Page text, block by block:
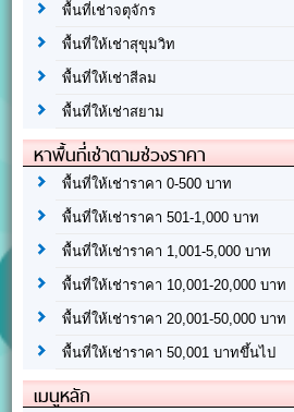
พื้นที่เช่าจตุจักร
พื้นที่ให้เช่าสุขุมวิท
พื้นที่ให้เช่าสีลม
พื้นที่ให้เช่าสยาม
หาพื้นที่เช่าตามช่วงราคา
พื้นที่ให้เช่าราคา 0-500 บาท
พื้นที่ให้เช่าราคา 501-1,000 บาท
พื้นที่ให้เช่าราคา 1,001-5,000 บาท
พื้นที่ให้เช่าราคา 10,001-20,000 บาท
พื้นที่ให้เช่าราคา 20,001-50,000 บาท
พื้นที่ให้เช่าราคา 50,001 บาทขึ้นไป
เมนูหลัก